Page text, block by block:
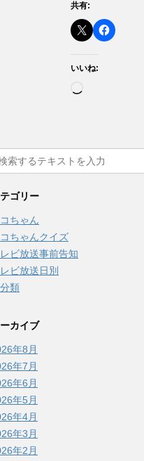
共有:
いいね:
中…
ゴリー
ちゃん
ちゃんクイズ
ビ放送事前告知
ビ放送日別
類
カイブ
年8月
年7月
年6月
年5月
年4月
年3月
年2月